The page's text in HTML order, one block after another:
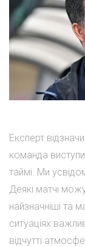
Експерт
команда
таймі. Ми
Деякі матчі
найзначніші та
ситуаціях
відчутті